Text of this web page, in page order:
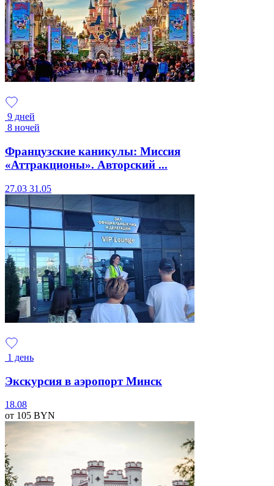
9 дней
8 ночей
Французские каникулы: Миссия
«Аттракционы». Авторский ...
27.03 31.05
1 день
Экскурсия в аэропорт Минск
18.08
от 105 BYN